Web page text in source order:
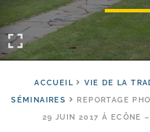
ACCUEIL VIE DE LA
SÉMINAIRES
REPORTAGE
29 JUIN 2017 À ECÔNE